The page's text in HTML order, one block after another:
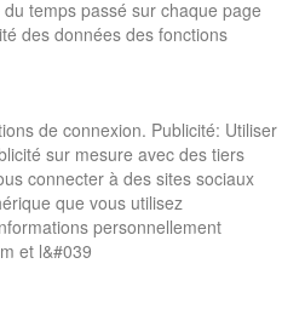
temps passé sur chaque page
des données des fonctions
de connexion. Publicité: Utiliser
sur mesure avec des tiers
connecter à des sites sociaux
que vous utilisez
personnellement
et l&#039